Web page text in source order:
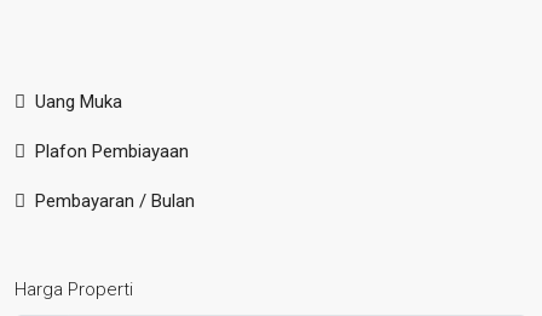
Uang Muka
Plafon Pembiayaan
Pembayaran / Bulan
Harga Properti